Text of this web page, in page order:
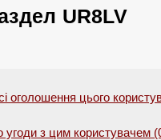
UR8LV
оголошення цього
угоди з цим користувачем